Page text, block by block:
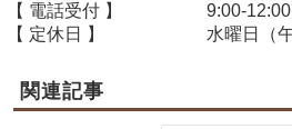
【 電話受付 】
9:00-
【 定休日 】
水曜日（
関連記事